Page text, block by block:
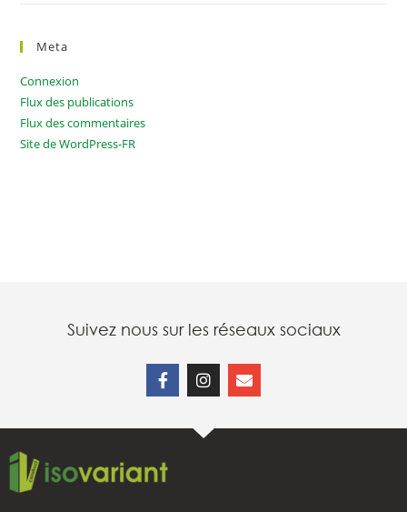
Meta
Connexion
Flux des publications
Flux des commentaires
Site de WordPress-FR
Suivez nous sur les réseaux sociaux